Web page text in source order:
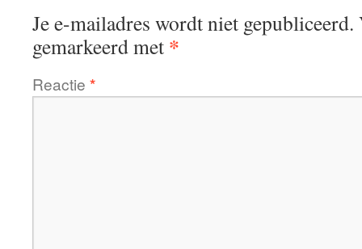
Je e-mailadres wordt niet gepubliceerd.
gemarkeerd met *
Reactie *